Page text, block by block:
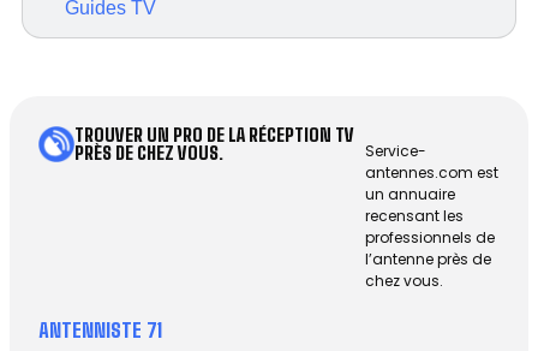
Guides TV
TROUVER UN PRO DE LA RÉCEPTION TV
PRÈS DE CHEZ VOUS.
Service-
antennes.com est
un annuaire
recensant les
professionnels de
l’antenne près de
chez vous.
ANTENNISTE 71